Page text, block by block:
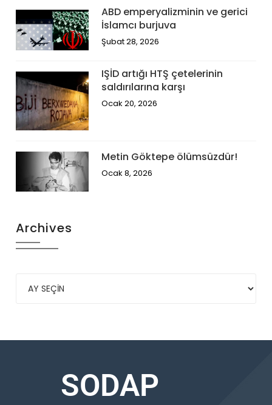
ABD emperyalizminin ve gerici
İslamcı burjuva
Şubat 28, 2026
IŞİD artığı HTŞ çetelerinin
saldırılarına karşı
Ocak 20, 2026
Metin Göktepe ölümsüzdür!
Ocak 8, 2026
Archives
SODAP